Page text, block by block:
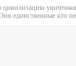
единственные кто